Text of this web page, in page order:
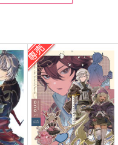
ルシフェル×サンダルフォン
愛について
白庭ノ
660円（税込）
ルシフェル×サンダルフォン
サンプル